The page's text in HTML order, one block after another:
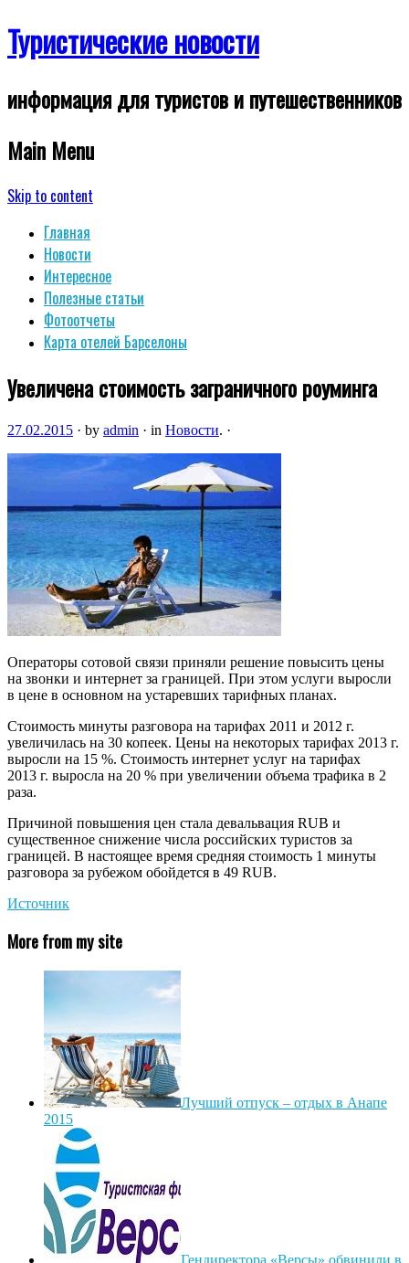
Туристические новости
информация для туристов и путешественников
Main Menu
Skip to content
Главная
Новости
Интересное
Полезные статьи
Фотоотчеты
Карта отелей Барселоны
Увеличена стоимость заграничного роуминга
27.02.2015 · by admin · in Новости. ·
Операторы сотовой связи приняли решение повысить цены
на звонки и интернет за границей. При этом услуги выросли
в цене в основном на устаревших тарифных планах.
Стоимость минуты разговора на тарифах 2011 и 2012 г.
увеличилась на 30 копеек. Цены на некоторых тарифах 2013 г.
выросли на 15 %. Стоимость интернет услуг на тарифах
2013 г. выросла на 20 % при увеличении объема трафика в 2
раза.
Причиной повышения цен стала девальвация RUB и
существенное снижение числа российских туристов за
границей. В настоящее время средняя стоимость 1 минуты
разговора за рубежом обойдется в 49 RUB.
Источник
More from my site
Лучший отпуск – отдых в Анапе
2015
Гендиректора «Версы» обвинили в